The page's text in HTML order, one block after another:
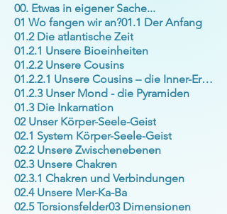
00. Etwas in eigener Sache...
01 Wo fangen wir an?01.1 Der Anfang
01.2 Die atlantische Zeit
01.2.1 Unsere Bioeinheiten
01.2.2 Unsere Cousins
01.2.2.1 Unsere Cousins – die Inner-Erde
01.2.3 Unser Mond - die Pyramiden
01.3 Die Inkarnation
02 Unser Körper-Seele-Geist
02.1 System Körper-Seele-Geist
02.2 Unsere Zwischenebenen
02.3 Unsere Chakren
02.3.1 Chakren und Verbindungen
02.4 Unsere Mer-Ka-Ba
02.5 Torsionsfelder03 Dimensionen